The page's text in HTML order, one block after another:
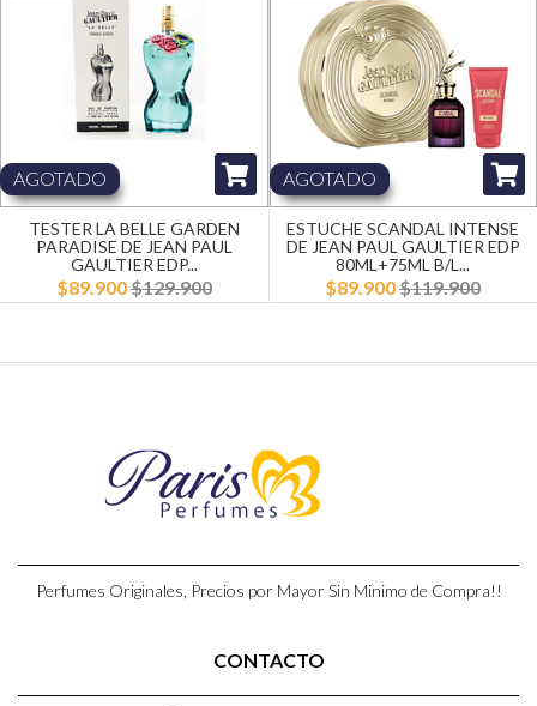
AGOTADO
TESTER LA BELLE GARDEN
PARADISE DE JEAN PAUL
GAULTIER EDP...
$89.900$129.900
AGOTADO
ESTUCHE SCANDAL INTENSE
DE JEAN PAUL GAULTIER EDP
80ML+75ML B/L...
$89.900$119.900
Perfumes Originales, Precios por Mayor Sin Minimo de Compra!!
CONTACTO